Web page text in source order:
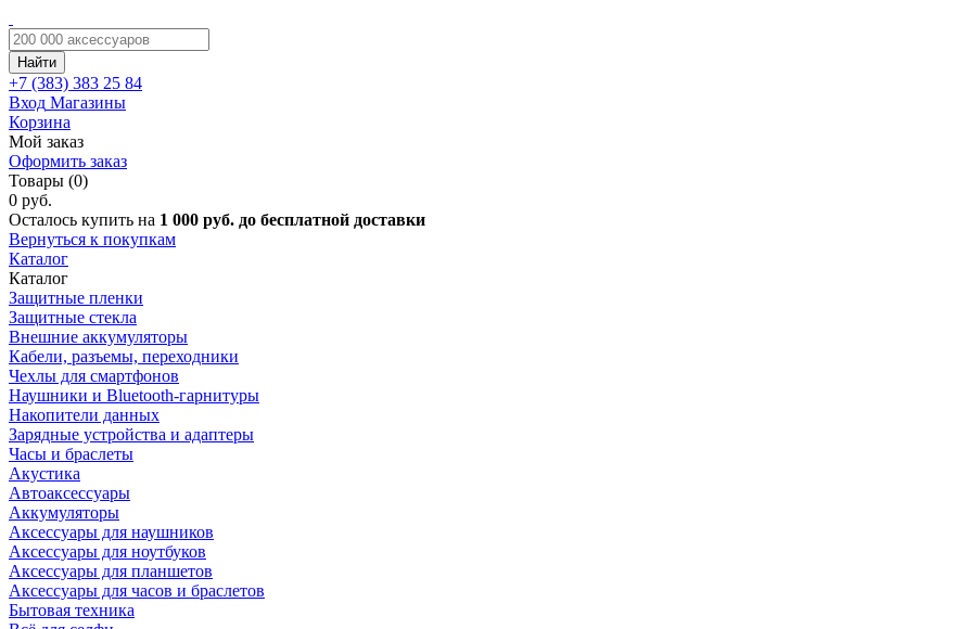
Найти
+7 (383) 383 25 84
Вход Магазины
Корзина
Мой заказ
Оформить заказ
Товары (0)
0 руб.
Осталось купить на 1 000 руб. до бесплатной доставки
Вернуться к покупкам
Каталог
Каталог
Защитные пленки
Защитные стекла
Внешние аккумуляторы
Кабели, разъемы, переходники
Чехлы для смартфонов
Наушники и Bluetooth-гарнитуры
Накопители данных
Зарядные устройства и адаптеры
Часы и браслеты
Акустика
Автоаксессуары
Аккумуляторы
Аксессуары для наушников
Аксессуары для ноутбуков
Аксессуары для планшетов
Аксессуары для часов и браслетов
Бытовая техника